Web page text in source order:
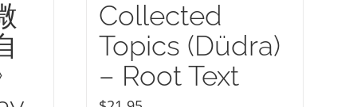
Collected
Topics (Düdra)
– Root Text